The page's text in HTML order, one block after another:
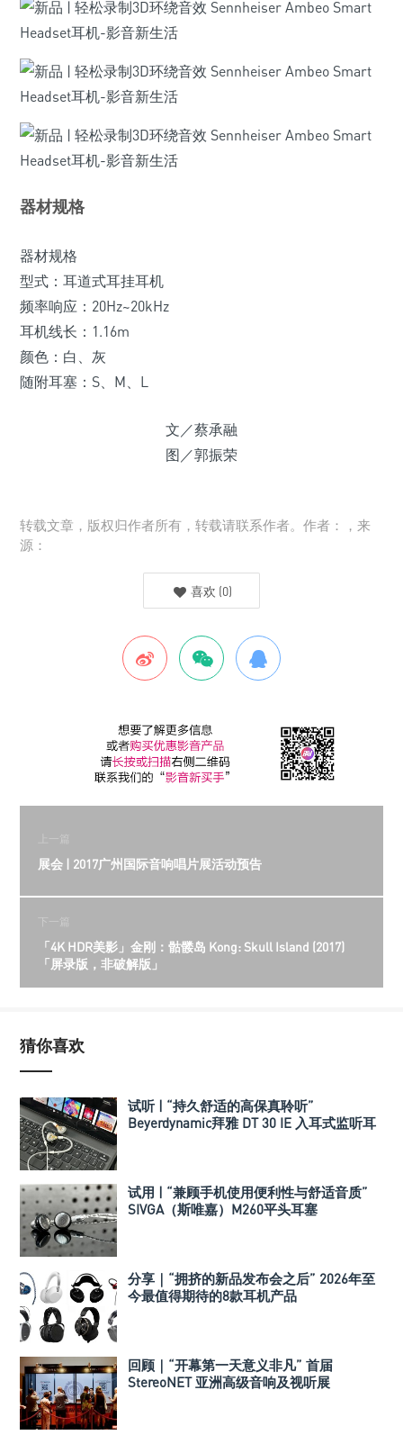
器材规格
器材规格
型式：耳道式耳挂耳机
频率响应：20Hz~20kHz
耳机线长：1.16m
颜色：白、灰
随附耳塞：S、M、L
文／蔡承融
图／郭振荣
转载文章，版权归作者所有，转载请联系作者。作者：，来
源：
喜欢 (0)
上一篇
展会 | 2017广州国际音响唱片展活动预告
下一篇
「4K HDR美影」金刚：骷髅岛 Kong: Skull Island (2017)
「屏录版，非破解版」
猜你喜欢
试听 | “持久舒适的高保真聆听”
Beyerdynamic拜雅 DT 30 IE 入耳式监听耳
试用 | “兼顾手机使用便利性与舒适音质”
SIVGA（斯唯嘉）M260平头耳塞
分享｜“拥挤的新品发布会之后” 2026年至
今最值得期待的8款耳机产品
回顾｜“开幕第一天意义非凡” 首届
StereoNET 亚洲高级音响及视听展